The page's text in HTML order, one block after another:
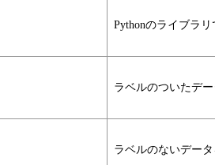
Pythonのライブラ
ラベルのついたデ
ラベルのないデー